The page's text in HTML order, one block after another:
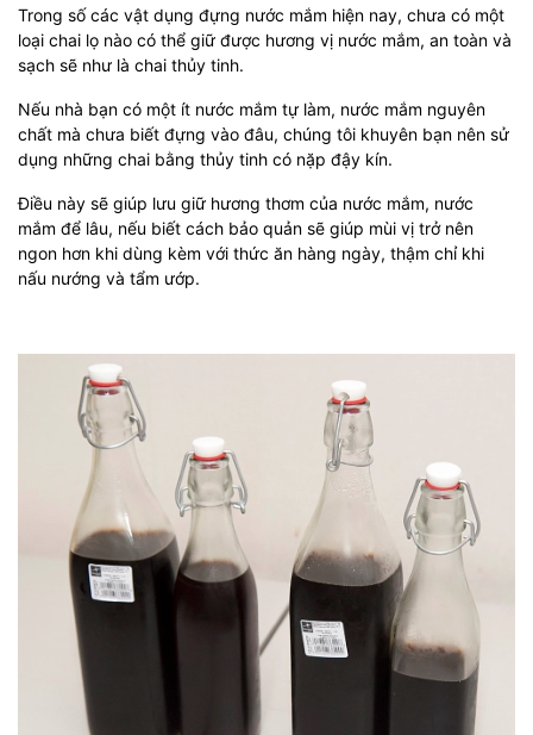
Trong số các vật dụng đựng nước mắm hiện nay, chưa có một
loại chai lọ nào có thể giữ được hương vị nước mắm, an toàn và
sạch sẽ như là chai thủy tinh.
Nếu nhà bạn có một ít nước mắm tự làm, nước mắm nguyên
chất mà chưa biết đựng vào đâu, chúng tôi khuyên bạn nên sử
dụng những chai bằng thủy tinh có nặp đậy kín.
Điều này sẽ giúp lưu giữ hương thơm của nước mắm, nước
mắm để lâu, nếu biết cách bảo quản sẽ giúp mùi vị trở nên
ngon hơn khi dùng kèm với thức ăn hàng ngày, thậm chỉ khi
nấu nướng và tẩm ướp.